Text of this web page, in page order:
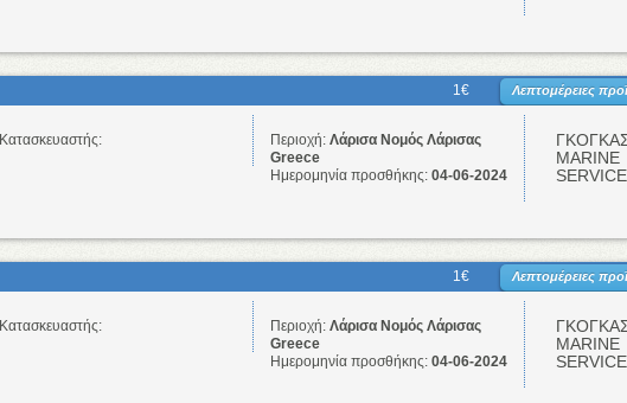
1€ Λεπτομέρειες
Κατασκευαστής: Περιοχή: Λάρισα Νομός Λάρισας
Greece
Ημερομηνία προσθήκης: 04-06-2024
ΜΑRINE
SERVICE
1€ Λεπτομέρειες
Κατασκευαστής: Περιοχή: Λάρισα Νομός Λάρισας
Greece
Ημερομηνία προσθήκης: 04-06-2024
ΜΑRINE
SERVICE